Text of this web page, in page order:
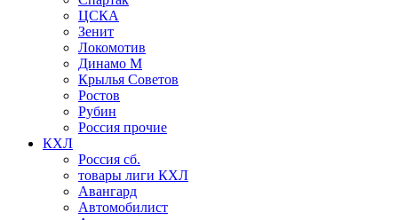
ЦСКА
Зенит
Локомотив
Динамо М
Крылья Советов
Ростов
Рубин
Россия прочие
КХЛ
Россия сб.
товары лиги КХЛ
Авангард
Автомобилист